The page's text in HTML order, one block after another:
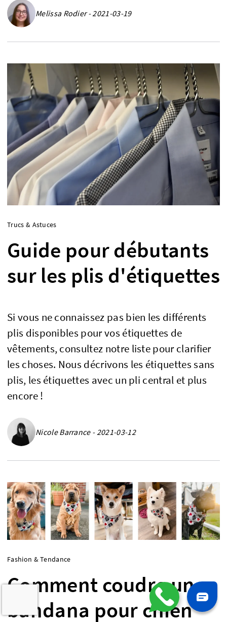
Melissa Rodier - 2021-03-19
Trucs & Astuces
Guide pour débutants
sur les plis d'étiquettes
Si vous ne connaissez pas bien les différents
plis disponibles pour vos étiquettes de
vêtements, consultez notre liste pour clarifier
les choses. Nous décrivons les étiquettes sans
plis, les étiquettes avec un pli central et plus
encore !
Nicole Barrance - 2021-03-12
Fashion & Tendance
Comment coudre un
bandana pour chien